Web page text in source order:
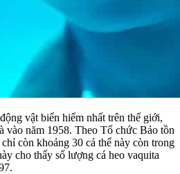
vật biển hiếm nhất trên thế giới,
vào năm 1958. Theo Tổ chức Bảo tồn
còn khoảng 30 cá thể này còn trong
cho thấy số lượng cá heo vaquita